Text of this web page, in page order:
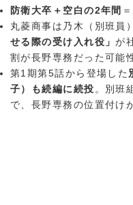
防衛大卒＋空白の2年間
丸菱商事は乃木（別班員
せる際の受け入れ役」が
割が長野専務だった可能
第1期第5話から登場した
子）も続編に続投 。別班
で、長野専務の位置付け